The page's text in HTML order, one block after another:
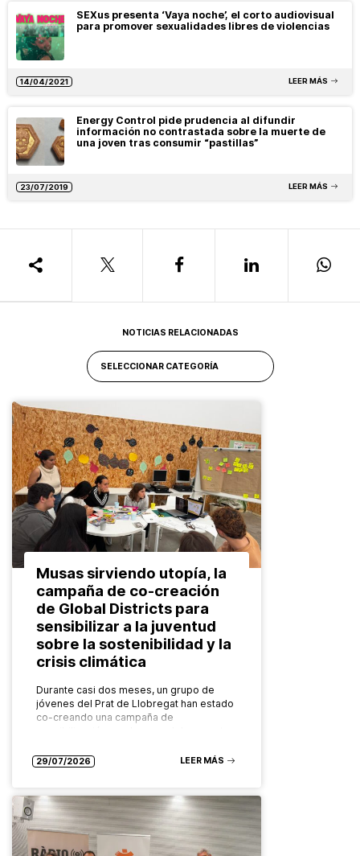
SEXus presenta ‘Vaya noche’, el corto audiovisual
para promover sexualidades libres de violencias
14/04/2021 LEER MÁS
Energy Control pide prudencia al difundir
información no contrastada sobre la muerte de
una joven tras consumir “pastillas”
23/07/2019 LEER MÁS
NOTICIAS RELACIONADAS
Musas sirviendo utopía, la
campaña de co-creación
de Global Districts para
sensibilizar a la juventud
sobre la sostenibilidad y la
crisis climática
Durante casi dos meses, un grupo de
jóvenes del Prat de Llobregat han estado
co-creando una campaña de
temáticas…
29/07/2026 LEER MÁS